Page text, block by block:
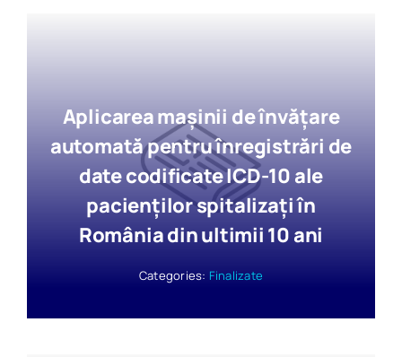
Aplicarea mașinii de învățare
automată pentru înregistrări de
date codificate ICD-10 ale
pacienților spitalizați în
România din ultimii 10 ani
Categories: Finalizate